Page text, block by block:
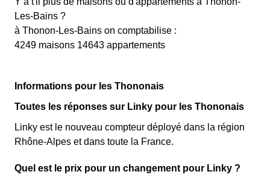
Les-Bains ?
à Thonon-Les-Bains on comptabilise :
4249 maisons 14643 appartements
Informations pour les Thononais
Toutes les réponses sur Linky pour les Thononais
Linky est le nouveau compteur déployé dans la région
Rhône-Alpes et dans toute la France.
Quel est le prix pour un changement pour Linky ?